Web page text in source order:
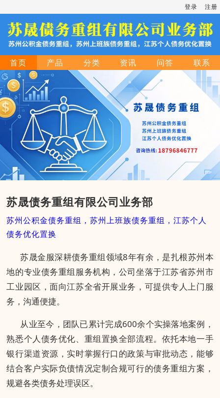
登录 注册
首页 产品 分类 资讯 问答 联系
苏晟债务重组有限公司业务部
苏州公积金债务重组，苏州上班族债务重组，江苏个人
债务优化置换
苏晟金服深耕债务重组领域8年有余，是扎根苏州本
地的专业债务重组服务机构，公司坐落于江苏省苏州市
工业园区，面向江苏全省开展业务，可提供专人上门服
务，沟通便捷。
从业至今，团队已累计完成600余个实操落地案例，
熟悉个人债务优化、重组置换全部流程。依托本地一手
银行渠道资源，实时掌握行口的政策与审批动态，能够
结合客户实际负债情况定制合规可行的债务重组方案，
规避各类债务处理误区。